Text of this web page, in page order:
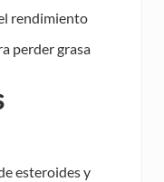
rendimiento
perder grasa
esteroides y